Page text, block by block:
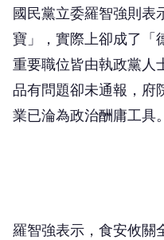
國民黨立委羅智強則表
寶」，實際上卻成了「
重要職位皆由執政黨人
品有問題卻未通報，府
業已淪為政治酬庸工具。
羅智強表示，食安攸關